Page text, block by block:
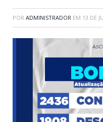
POR ADMINISTRADOR EM 13 DE